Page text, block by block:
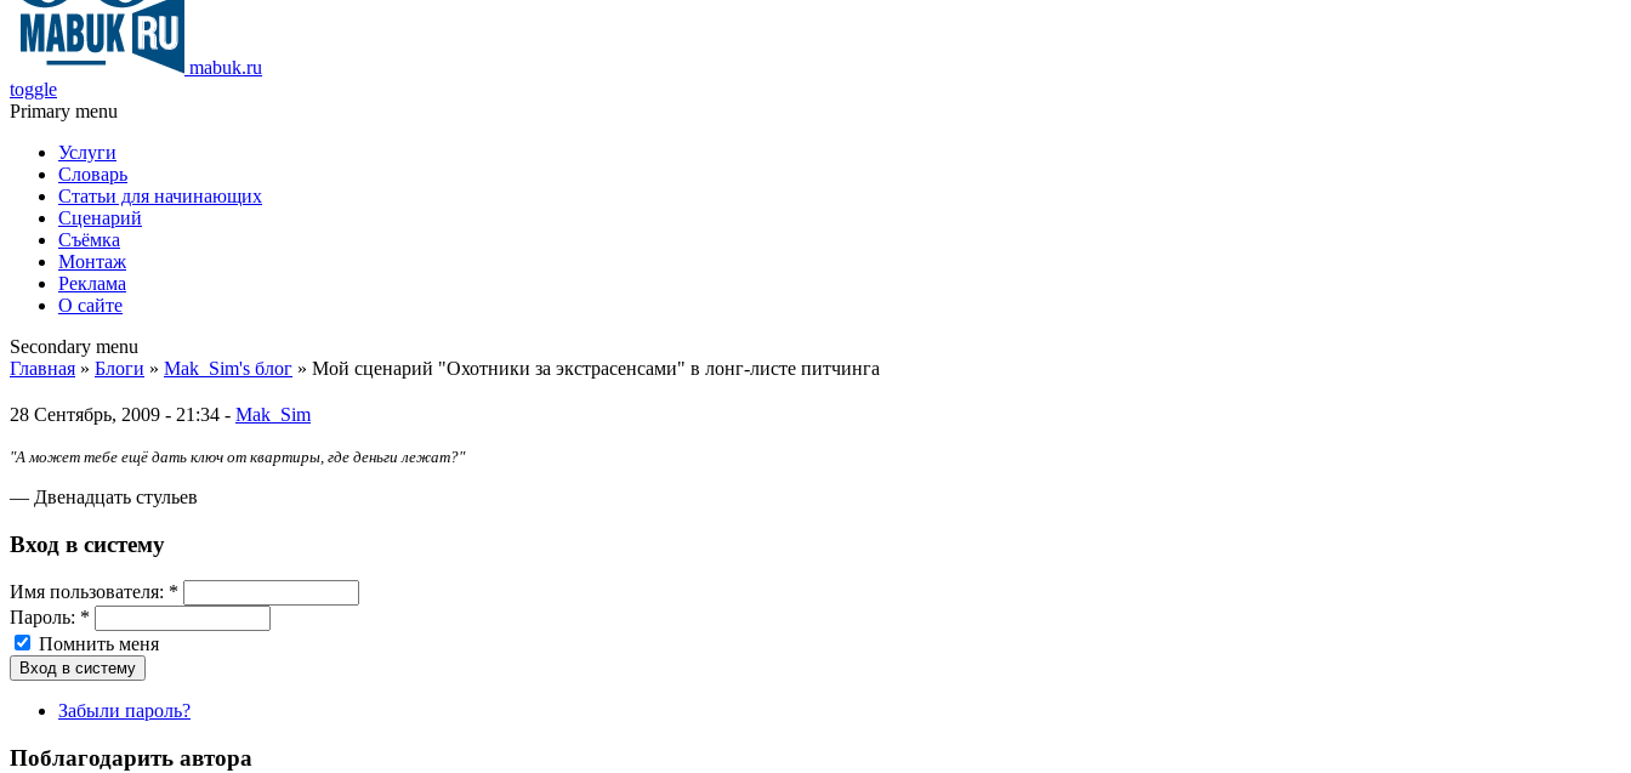
mabuk.ru
toggle
Primary menu
Услуги
Словарь
Статьи для начинающих
Сценарий
Съёмка
Монтаж
Реклама
О сайте
Secondary menu
Главная » Блоги » Mak_Sim's блог » Мой сценарий "Охотники за экстрасенсами" в лонг-листе питчинга
28 Сентябрь, 2009 - 21:34 - Mak_Sim
"А может тебе ещё дать ключ от квартиры, где деньги лежат?"
— Двенадцать стульев
Вход в систему
Имя пoльзовaтeля: *
Пароль: *
Помнить меня
Забыли пароль?
Поблагодарить автора